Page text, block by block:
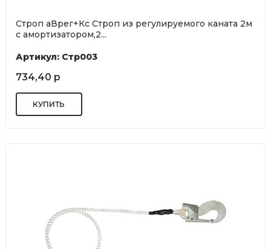
Строп аВрег+Кс Строп из регулируемого каната 2м
с амортизатором,2...
Артикул: Стр003
734,40 р